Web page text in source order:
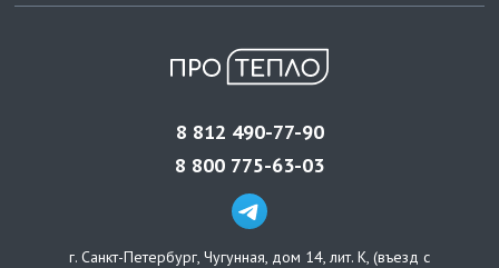
8 812 490-77-90
8 800 775-63-03
г. Санкт-Петербург, Чугунная, дом 14, лит. К, (въезд с